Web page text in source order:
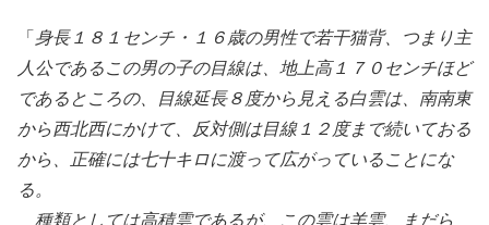
「 身長１８１センチ・１６歳の男性で若干猫背、つまり主
人公であるこの男の子の目線は、地上高１７０センチほど
であるところの、目線延長８度から見える白雲は、南南東
から西北西にかけて、反対側は目線１２度まで続いておる
から、正確には七十キロに渡って広がっていることにな
る。
種類としては高積雲であるが、この雲は羊雲、まだら